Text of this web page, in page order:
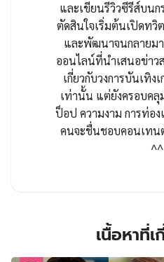
และเขียนรีวิวซีรีส์บน
ตัดสินใจเริ่มต้นเปิดทวิ
และพัฒนาจนกลายม
ออนไลน์ที่นำเสนอข่าว
เกี่ยวกับวงการบันเทิง
เท่านั้น แต่ยังครอบคลุ
ป็อป ความงาม การท่อง
คนจะชื่นชอบคอนเทน
^^
เนื้อหาที่